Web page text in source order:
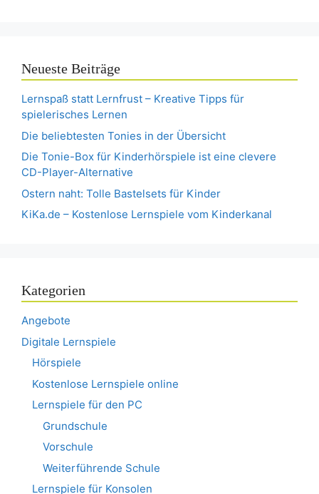
Neueste Beiträge
Lernspaß statt Lernfrust – Kreative Tipps für
spielerisches Lernen
Die beliebtesten Tonies in der Übersicht
Die Tonie-Box für Kinderhörspiele ist eine clevere
CD-Player-Alternative
Ostern naht: Tolle Bastelsets für Kinder
KiKa.de – Kostenlose Lernspiele vom Kinderkanal
Kategorien
Angebote
Digitale Lernspiele
Hörspiele
Kostenlose Lernspiele online
Lernspiele für den PC
Grundschule
Vorschule
Weiterführende Schule
Lernspiele für Konsolen